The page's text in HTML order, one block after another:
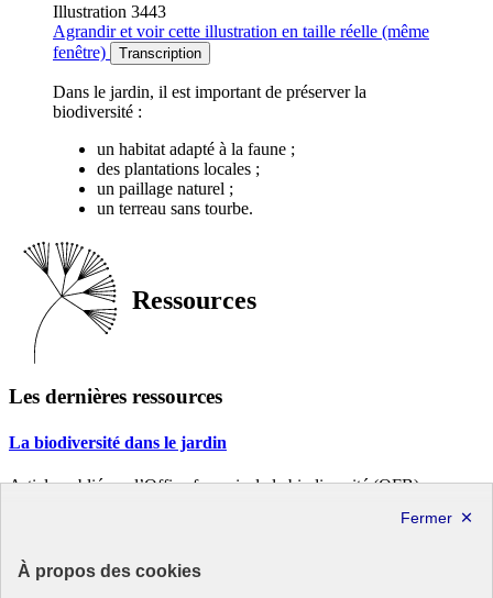
À propos des cookies
Illustration 3443
Agrandiret voir cette illustration en taille réelle (même
fenêtre)
Transcription
Dans le jardin, il est important de préserver la
biodiversité :
un habitat adapté à la faune ;
des plantations locales ;
un paillage naturel ;
un terreau sans tourbe.
Ressources
Les dernières ressources
La biodiversité dans le jardin
Article publié par l’Office français de la biodiversité (OFB).
République
Française